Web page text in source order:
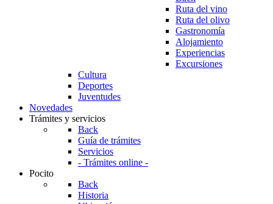
Ruta del vino
Ruta del olivo
Gastronomía
Alojamiento
Experiencias
Excursiones
Cultura
Deportes
Juventudes
Novedades
Trámites y servicios
Back
Guía de trámites
Servicios
- Trámites online -
Pocito
Back
Historia